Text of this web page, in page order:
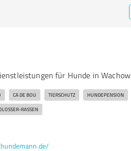
für Hunde in Wachow
CA DE BOU TIERSCHUTZ HUNDEPENSION
RASSEN